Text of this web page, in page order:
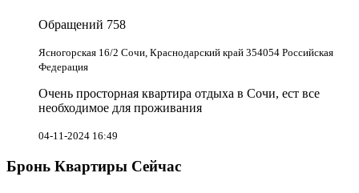
Обращений 758
Ясногорская 16/2 Сочи, Краснодарский край 354054 Российская
Федерация
Очень просторная квартира отдыха в Сочи, ест все
необходимое для проживания
04-11-2024 16:49
Бронь Квартиры Сейчас